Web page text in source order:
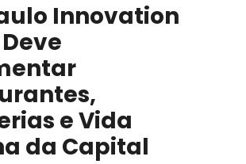
Innovation
e Vida
da Capital